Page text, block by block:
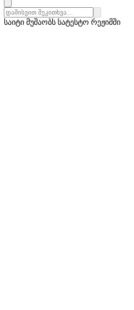
საიტი მუშაობს სატესტო რეჟიმში